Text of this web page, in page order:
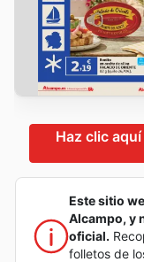
Haz clic
Este sitio
Alcampo, y
oficial.
folletos de